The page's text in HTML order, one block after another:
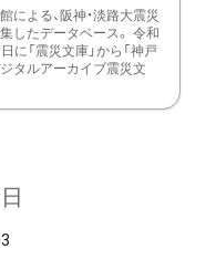
による、阪神・淡路大震災
したデータベース。 令和
に「震災文庫」から「神戸
タルアーカイブ震災文